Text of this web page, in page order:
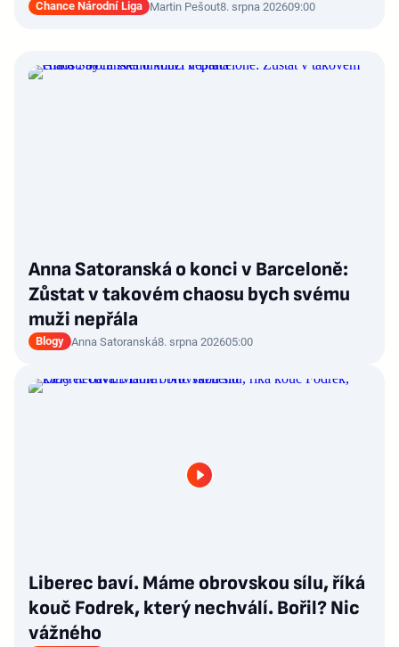
Chance Národní Liga Martin Pešout8. srpna 202609:00
Anna Satoranská o konci v Barceloně:
Zůstat v takovém chaosu bych svému
muži nepřála
Blogy Anna Satoranská8. srpna 202605:00
Liberec baví. Máme obrovskou sílu, říká
kouč Fodrek, který nechválí. Bořil? Nic
vážného